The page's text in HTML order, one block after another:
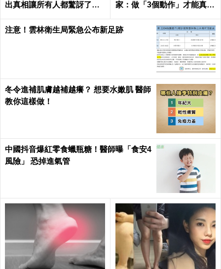
出真相讓所有人都驚訝了！
家：做「3個動作」才能真正
注意！雲林衛生局緊急公布新足跡
冬令進補肌膚越補越癢？ 想要水嫩肌 醫師
教你這樣做！
中國抖音爆紅零食蠟瓶糖！醫師曝「食安4
風險」 恐掉進氣管